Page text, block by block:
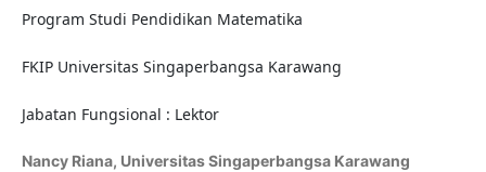
Program Studi Pendidikan Matematika
FKIP Universitas Singaperbangsa Karawang
Jabatan Fungsional : Lektor
Nancy Riana, Universitas Singaperbangsa Karawang